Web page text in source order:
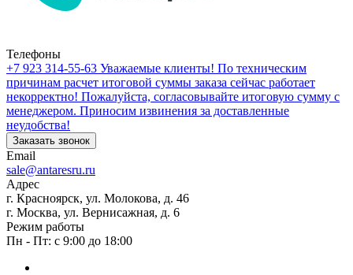
Телефоны
+7 923 314-55-63 Уважаемые клиенты! По техническим
причинам расчет итоговой суммы заказа сейчас работает
некорректно! Пожалуйста, согласовывайте итоговую сумму с
менеджером. Приносим извинения за доставленные
неудобства!
Заказать звонок
Email
sale@antaresru.ru
Адрес
г. Красноярск, ул. Молокова, д. 46
г. Москва, ул. Вернисажная, д. 6
Режим работы
Пн - Пт: с 9:00 до 18:00